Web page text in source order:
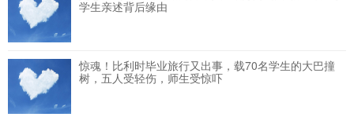
学生亲述背后缘由
惊魂！比利时毕业旅行又出事，载70名学生的大巴撞
树，五人受轻伤，师生受惊吓